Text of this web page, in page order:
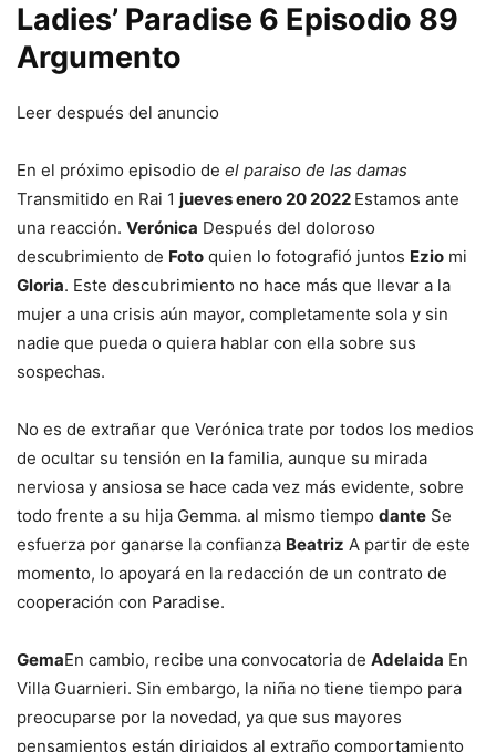
Ladies’ Paradise 6 Episodio 89
Argumento
Leer después del anuncio
En el próximo episodio de el paraiso de las damas
Transmitido en Rai 1 jueves enero 20 2022 Estamos ante
una reacción. Verónica Después del doloroso
descubrimiento de Foto quien lo fotografió juntos Ezio mi
Gloria. Este descubrimiento no hace más que llevar a la
mujer a una crisis aún mayor, completamente sola y sin
nadie que pueda o quiera hablar con ella sobre sus
sospechas.
No es de extrañar que Verónica trate por todos los medios
de ocultar su tensión en la familia, aunque su mirada
nerviosa y ansiosa se hace cada vez más evidente, sobre
todo frente a su hija Gemma. al mismo tiempo dante Se
esfuerza por ganarse la confianza Beatriz A partir de este
momento, lo apoyará en la redacción de un contrato de
cooperación con Paradise.
GemaEn cambio, recibe una convocatoria de Adelaida En
Villa Guarnieri. Sin embargo, la niña no tiene tiempo para
preocuparse por la novedad, ya que sus mayores
pensamientos están dirigidos al extraño comportamiento